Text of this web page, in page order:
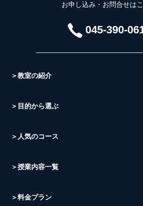
お申し込み・お問合せは
045-390-
＞教室の紹介
＞目的から選ぶ
＞人気のコース
＞授業内容一覧
＞料金プラン